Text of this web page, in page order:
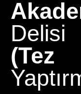
Delisi
(Tez